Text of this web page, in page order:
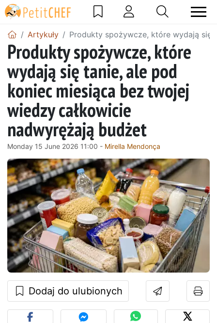
Artykuły Produkty spożywcze, które wydają się
Produkty spożywcze, które
wydają się tanie, ale pod
koniec miesiąca bez twojej
wiedzy całkowicie
nadwyrężają budżet
Monday 15 June 2026 11:00 - Mirella Mendonça
Dodaj do ulubionych